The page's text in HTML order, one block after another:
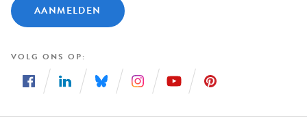
AANMELDEN
VOLG ONS OP
ons
ons
ons
ons
ons
ons